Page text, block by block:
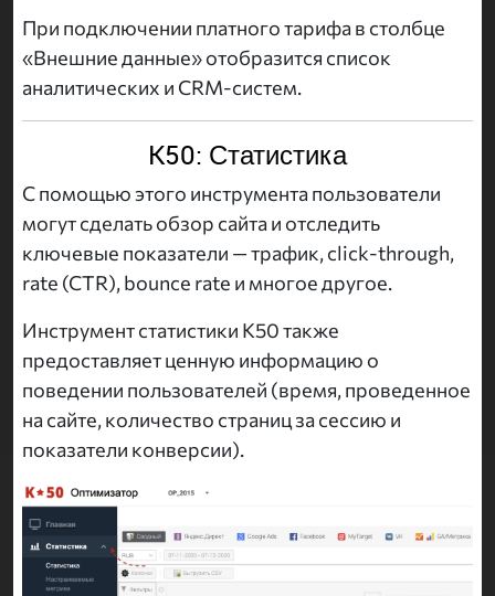
При подключении платного тарифа в столбце
«Внешние данные» отобразится список
аналитических и CRM-систем.
K50: Статистика
С помощью этого инструмента пользователи
могут сделать обзор сайта и отследить
ключевые показатели — трафик, click-through,
rate (CTR), bounce rate и многое другое.
Инструмент статистики K50 также
предоставляет ценную информацию о
поведении пользователей (время, проведенное
на сайте, количество страниц за сессию и
показатели конверсии).